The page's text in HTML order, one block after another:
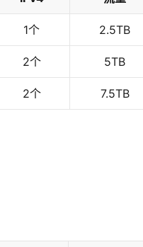
1个 2.5TB
2个 5TB
2个 7.5TB